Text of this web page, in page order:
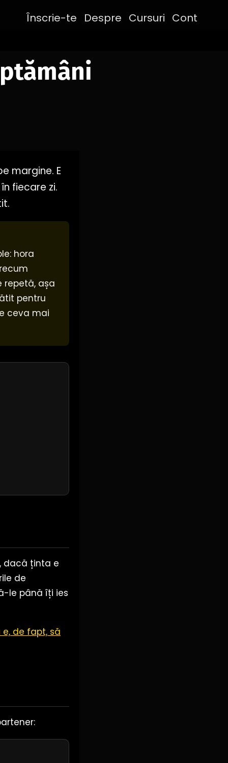
Înscrie-te Despre Cursuri Cont
margine. E
fiecare zi.
hora
repetă, așa
pentru
ceva mai
dacă ținta e
de
le până îți ies
e, de fapt, să